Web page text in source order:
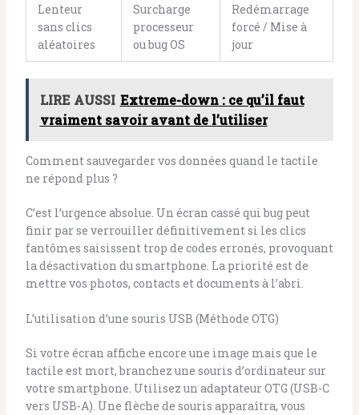
Lenteur
sans clics
aléatoires
Surcharge
processeur
ou bug OS
Redémarrage
forcé / Mise à
jour
LIRE AUSSI Extreme-down : ce qu’il faut
vraiment savoir avant de l’utiliser
Comment sauvegarder vos données quand le tactile
ne répond plus ?
C’est l’urgence absolue. Un écran cassé qui bug peut
finir par se verrouiller définitivement si les clics
fantômes saisissent trop de codes erronés, provoquant
la désactivation du smartphone. La priorité est de
mettre vos photos, contacts et documents à l’abri.
L’utilisation d’une souris USB (Méthode OTG)
Si votre écran affiche encore une image mais que le
tactile est mort, branchez une souris d’ordinateur sur
votre smartphone. Utilisez un adaptateur OTG (USB-C
vers USB-A). Une flèche de souris apparaîtra, vous